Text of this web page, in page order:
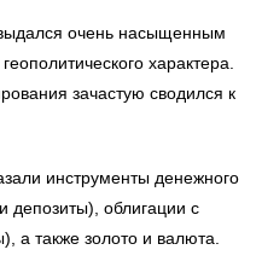
очень насыщенным
характера.
зачастую сводился к
инструменты денежного
облигации с
а также золото и валюта.